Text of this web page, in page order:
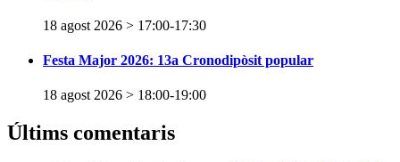
18 agost 2026 > 17:00-17:30
Festa Major 2026: 13a Cronodipòsit popular
18 agost 2026 > 18:00-19:00
Últims comentaris